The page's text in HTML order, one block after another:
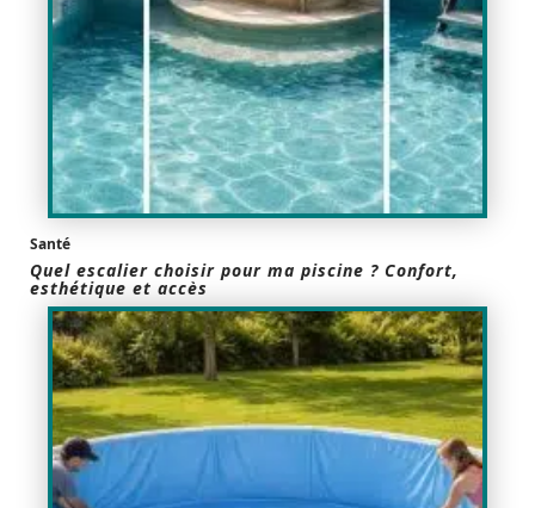
Santé
Quel escalier choisir pour ma piscine ? Confort,
esthétique et accès